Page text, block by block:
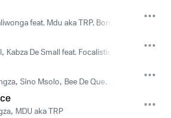
feat. Mdu aka TRP, Bongza
, Kabza De Small feat. Focalistic, Madumane,
, Sino Msolo, Bee De Que,
, MDU aka TRP